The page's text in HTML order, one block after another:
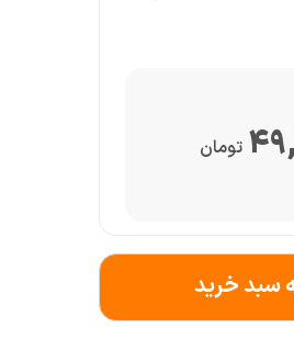
تومان
سبد خرید